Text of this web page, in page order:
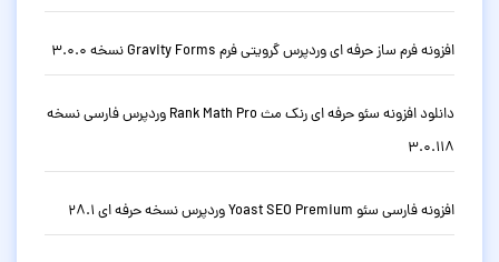
افزونه فرم ساز حرفه ای وردپرس گرویتی فرم Gravity Forms نسخه 3.0.0
دانلود افزونه سئو حرفه ای رنک مث Rank Math Pro وردپرس فارسی نسخه
3.0.118
افزونه فارسی سئو Yoast SEO Premium وردپرس نسخه حرفه ای 28.1